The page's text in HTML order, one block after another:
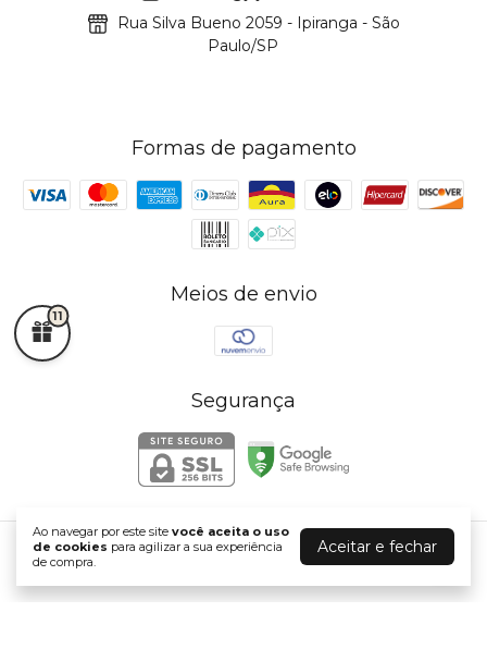
Ao navegar por este site você aceita o uso
de cookies para agilizar a sua experiência
de compra.
Aceitar e fechar
Rua Silva Bueno 2059 - Ipiranga - São
Paulo/SP
Formas de pagamento
Meios de envio
Segurança
J A JOIAS
11